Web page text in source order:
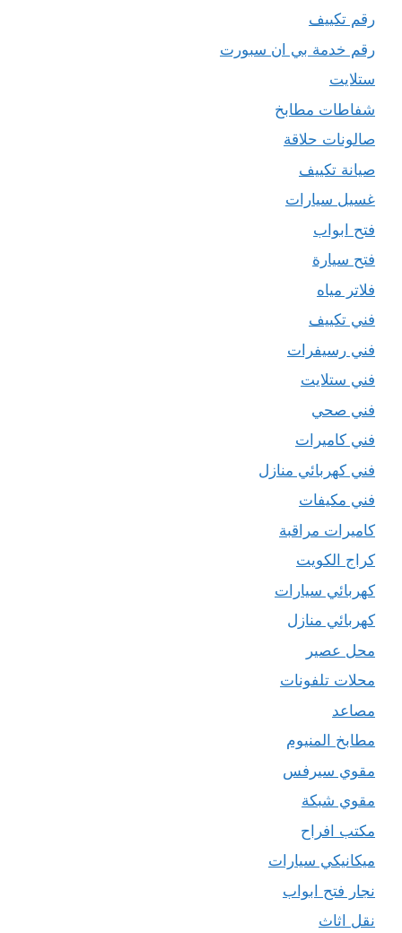
رقم تكييف
رقم خدمة بي ان سبورت
ستلايت
شفاطات مطابخ
صالونات حلاقة
صيانة تكييف
غسيل سيارات
فتح ابواب
فتح سيارة
فلاتر مياه
فني تكييف
فني رسيفرات
فني ستلايت
فني صحي
فني كاميرات
فني كهربائي منازل
فني مكيفات
كاميرات مراقبة
كراج الكويت
كهربائي سيارات
كهربائي منازل
محل عصير
محلات تلفونات
مصاعد
مطابخ المنيوم
مقوي سيرفس
مقوي شبكة
مكتب افراح
ميكانيكي سيارات
نجار فتح ابواب
نقل اثاث